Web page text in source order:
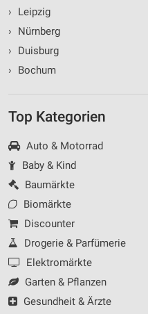
›
Leipzig
›
Nürnberg
›
Duisburg
›
Bochum
Top Kategorien
Auto & Motorrad
Baby & Kind
Baumärkte
Biomärkte
Discounter
Drogerie & Parfümerie
Elektromärkte
Garten & Pflanzen
Gesundheit & Ärzte